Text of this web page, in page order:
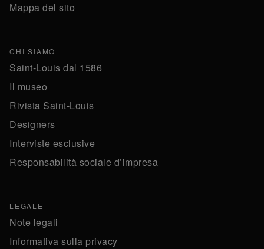
Mappa del sito
CHI SIAMO
Saint-Louis dal 1586
Il museo
Rivista Saint-Louis
Designers
Interviste esclusive
Responsabilità sociale d’impresa
LEGALE
Note legali
Informativa sulla privacy